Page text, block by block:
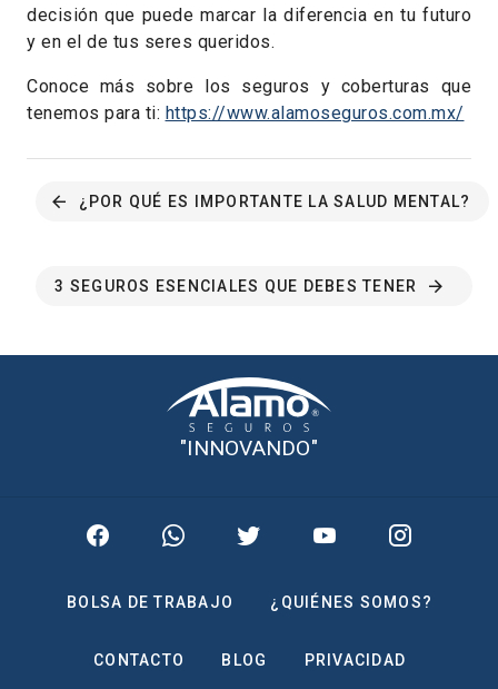
decisión que puede marcar la diferencia en tu futuro
y en el de tus seres queridos.
Conoce más sobre los seguros y coberturas que
tenemos para ti: https://www.alamoseguros.com.mx/
¿POR QUÉ ES IMPORTANTE LA SALUD MENTAL?
3 SEGUROS ESENCIALES QUE DEBES TENER
"INNOVANDO"
BOLSA DE TRABAJO ¿QUIÉNES SOMOS?
CONTACTO BLOG PRIVACIDAD